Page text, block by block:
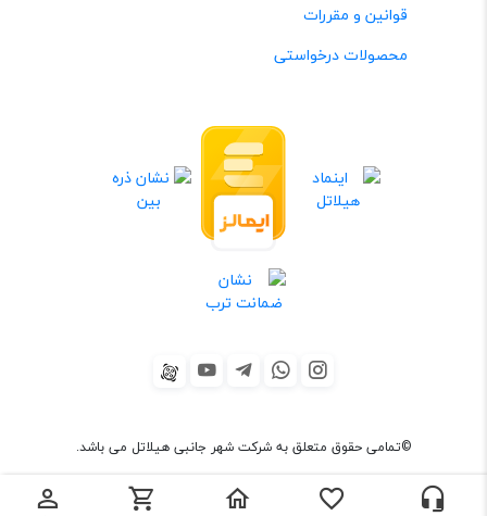
تماس با ما
قوانین و مقررات
محصولات درخواستی
©تمامی حقوق متعلق به شرکت شهر جانبی هیلاتل می باشد.
sitemap